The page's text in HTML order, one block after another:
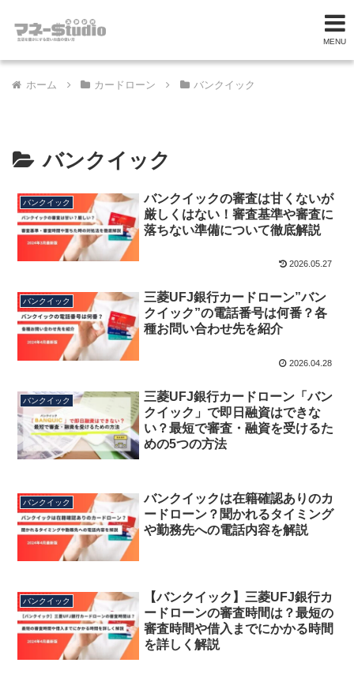
MENU
ホーム カードローン バンクイック
バンクイック
バンクイック
バンクイックの審査は甘くないが
厳しくはない！審査基準や審査に
落ちない準備について徹底解説
2026.05.27
バンクイック
三菱UFJ銀行カードローン”バン
クイック”の電話番号は何番？各
種お問い合わせ先を紹介
2026.04.28
バンクイック
三菱UFJ銀行カードローン「バン
クイック」で即日融資はできな
い？最短で審査・融資を受けるた
めの5つの方法
バンクイック
バンクイックは在籍確認ありのカ
ードローン？聞かれるタイミング
や勤務先への電話内容を解説
バンクイック
【バンクイック】三菱UFJ銀行カ
ードローンの審査時間は？最短の
審査時間や借入までにかかる時間
を詳しく解説